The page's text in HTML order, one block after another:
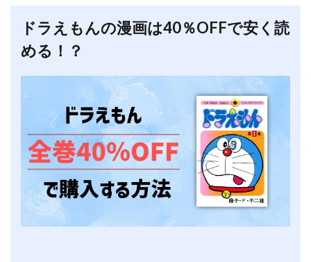
ドラえもんの漫画は40％OFFで安く読
める！？